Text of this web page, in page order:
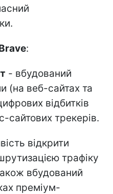
:
- вбудований
(на веб-сайтах та
відбитків
сайтових трекерів.
відкрити
трафіку
вбудований
преміум-